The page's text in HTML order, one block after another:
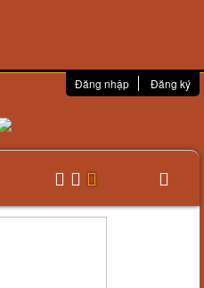
Đăng nhập Đăng ký